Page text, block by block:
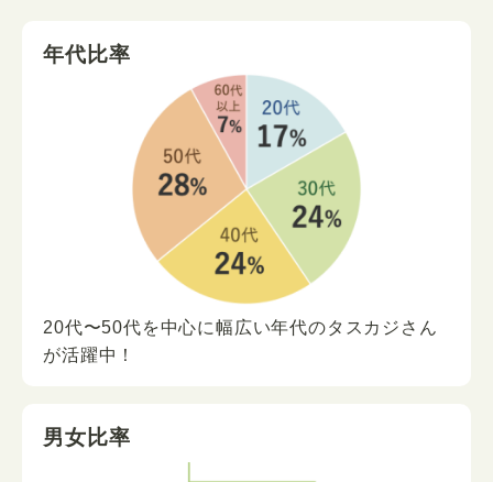
年代比率
20代〜50代を中心に幅広い年代のタスカジさん
が活躍中！
男女比率